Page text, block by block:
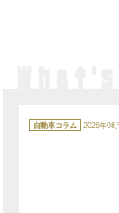
テ
ゴ
自動車コラム 2026年08